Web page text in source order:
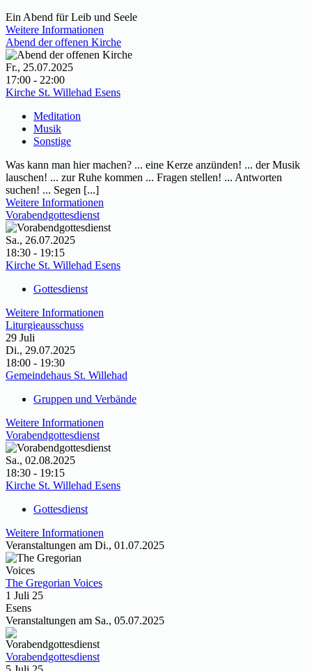
Ein Abend für Leib und Seele
Weitere Informationen
Abend der offenen Kirche
Fr., 25.07.2025
17:00 - 22:00
Kirche St. Willehad Esens
Meditation
Musik
Sonstige
Was kann man hier machen? ... eine Kerze anzünden! ... der Musik
lauschen! ... zur Ruhe kommen ... Fragen stellen! ... Antworten
suchen! ... Segen [...]
Weitere Informationen
Vorabendgottesdienst
Sa., 26.07.2025
18:30 - 19:15
Kirche St. Willehad Esens
Gottesdienst
Weitere Informationen
Liturgieausschuss
29 Juli
Di., 29.07.2025
18:00 - 19:30
Gemeindehaus St. Willehad
Gruppen und Verbände
Weitere Informationen
Vorabendgottesdienst
Sa., 02.08.2025
18:30 - 19:15
Kirche St. Willehad Esens
Gottesdienst
Weitere Informationen
Veranstaltungen am Di., 01.07.2025
The Gregorian Voices
1 Juli 25
Esens
Veranstaltungen am Sa., 05.07.2025
Vorabendgottesdienst